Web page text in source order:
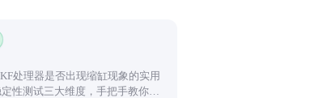
处理器是否出现缩缸现象的实用
性测试三大维度，手把手教你识